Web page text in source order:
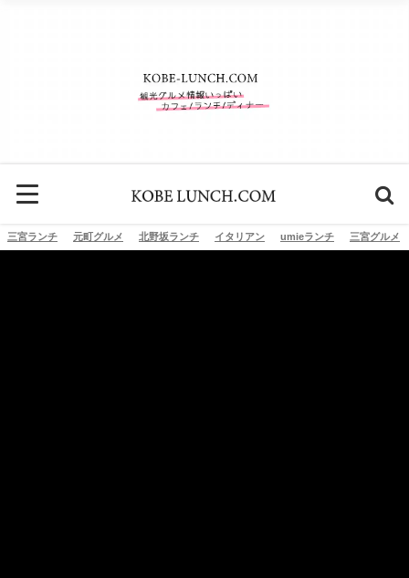
三宮ランチ 元町グルメ 北野坂ランチ イタリアン umieランチ 三宮グルメ